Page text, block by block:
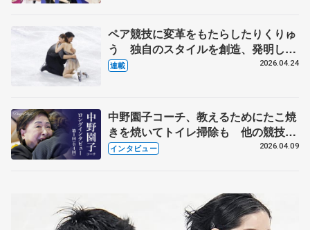
ペア競技に変革をもたらしたりくりゅ
う 独自のスタイルを創造、発明した
【引退発表後②】
連載 2026.04.24
中野園子コーチ、教えるためにたこ焼
きを焼いてトイレ掃除も 他の競技に
も通用するという坂本花織の筋肉
インタビュー 2026.04.09